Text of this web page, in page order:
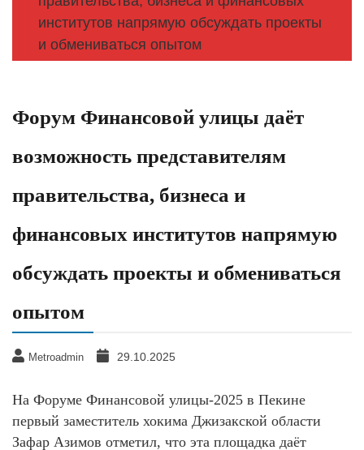
институтов напрямую обсуждать проекты
и обмениваться опытом
Форум Финансовой улицы даёт
возможность представителям
правительства, бизнеса и
финансовых институтов напрямую
обсуждать проекты и обмениваться
опытом
Metroadmin 29.10.2025
На Форуме Финансовой улицы-2025 в Пекине
первый заместитель хокима Джизакской области
Зафар Азимов отметил, что эта площадка даёт